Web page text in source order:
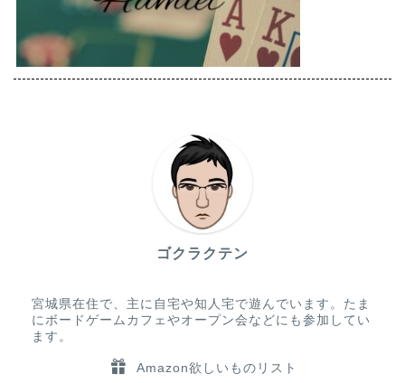
ゴクラクテン
宮城県在住で、主に自宅や知人宅で遊んでいます。たま
にボードゲームカフェやオープン会などにも参加してい
ます。
Amazon欲しいものリスト